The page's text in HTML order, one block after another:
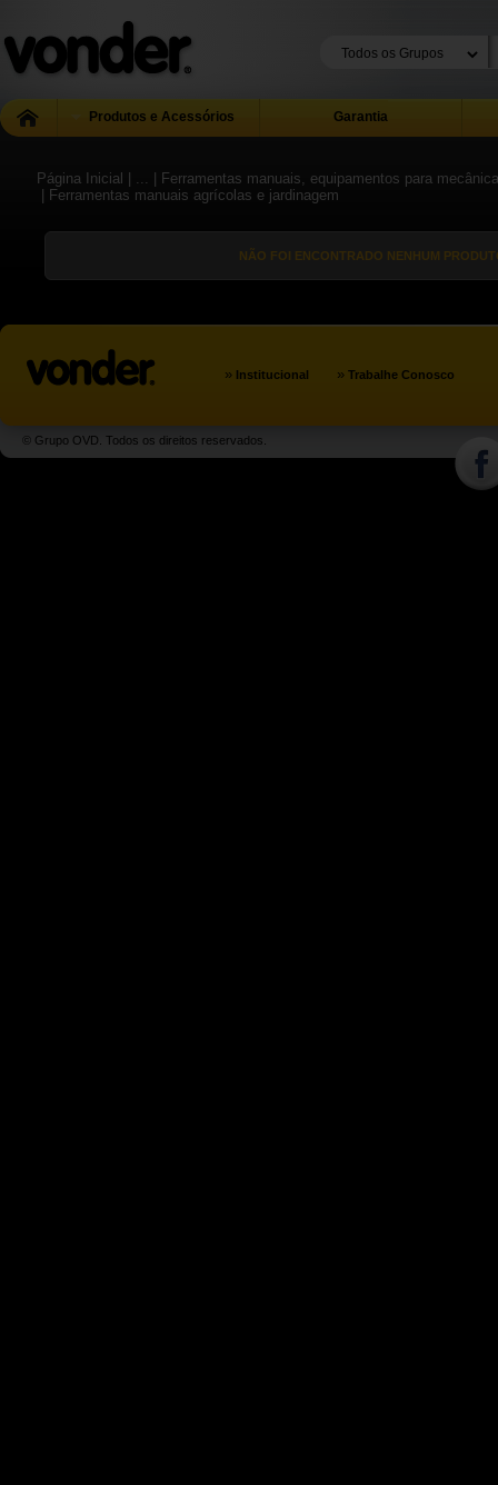
Produtos e Acessórios Garantia
Página Inicial | ...
| Ferramentas manuais, equipamentos para
| Ferramentas manuais agrícolas e jardinagem
NÃO FOI ENCONTRADO NENHUM
» Institucional » Trabalhe Conosco
© Grupo OVD. Todos os direitos reservados.